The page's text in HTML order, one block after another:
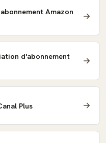
Amazon
d'abonnement
Plus